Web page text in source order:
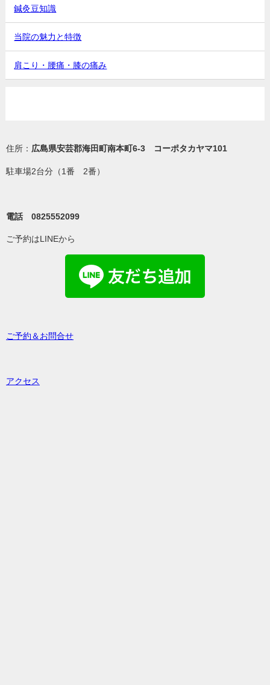
鍼灸豆知識
当院の魅力と特徴
肩こり・腰痛・膝の痛み
住所： 広島県安芸郡海田町南本町6-3 コーポタカヤマ101
駐車場2台分（1番 2番）
電話 0825552099
ご予約はLINEから
ご予約＆お問合せ
アクセス